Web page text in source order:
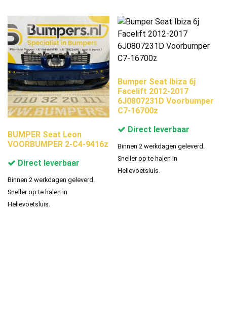
BUMPER Seat Leon
VOORBUMPER 2-C4-9416z
Direct leverbaar
Binnen 2 werkdagen geleverd.
Sneller op te halen in
Hellevoetsluis.
Bumper Seat Ibiza 6j
Facelift 2012-2017
6J0807231D Voorbumper
C7-16700z
Direct leverbaar
Binnen 2 werkdagen geleverd.
Sneller op te halen in
Hellevoetsluis.